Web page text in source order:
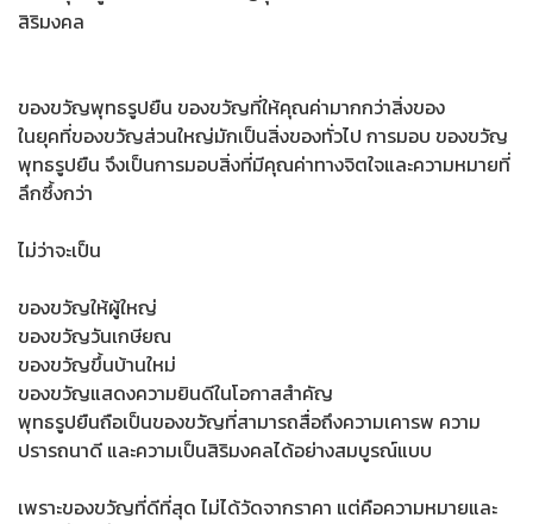
สิริมงคล
ของขวัญพุทธรูปยืน ของขวัญที่ให้คุณค่ามากกว่าสิ่งของ
ในยุคที่ของขวัญส่วนใหญ่มักเป็นสิ่งของทั่วไป การมอบ ของขวัญ
พุทธรูปยืน จึงเป็นการมอบสิ่งที่มีคุณค่าทางจิตใจและความหมายที่
ลึกซึ้งกว่า
ไม่ว่าจะเป็น
ของขวัญให้ผู้ใหญ่
ของขวัญวันเกษียณ
ของขวัญขึ้นบ้านใหม่
ของขวัญแสดงความยินดีในโอกาสสำคัญ
พุทธรูปยืนถือเป็นของขวัญที่สามารถสื่อถึงความเคารพ ความ
ปรารถนาดี และความเป็นสิริมงคลได้อย่างสมบูรณ์แบบ
เพราะของขวัญที่ดีที่สุด ไม่ได้วัดจากราคา แต่คือความหมายและ